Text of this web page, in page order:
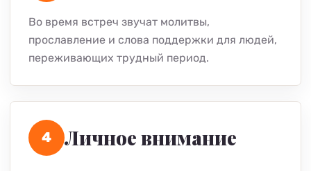
Во время встреч звучат молитвы,
прославление и слова поддержки для людей,
переживающих трудный период.
4 Личное внимание